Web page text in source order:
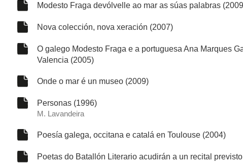
Modesto Fraga devólvelle ao mar as súas palabras
Nova colección, nova xeración (2007)
O galego Modesto Fraga e a portuguesa Ana Marques
Valencia (2005)
Onde o mar é un museo (2009)
Personas (1996)
M. Lavandeira
Poesía galega, occitana e catalá en Toulouse (2004)
Poetas do Batallón Literario acudirán a un recital